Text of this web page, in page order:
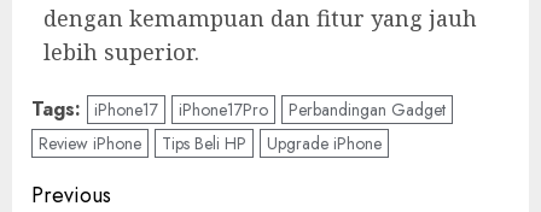
dengan kemampuan dan fitur yang jauh
lebih superior.
Tags: iPhone17 iPhone17Pro
Perbandingan Gadget
Review iPhone
Tips Beli HP Upgrade iPhone
Previous